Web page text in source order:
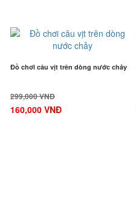
Đồ chơi câu vịt trên dòng nước chảy
299,000 VNĐ
160,000 VNĐ